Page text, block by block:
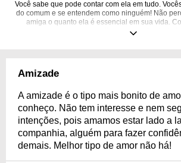
Você sabe que pode contar com ela em tudo.
do comum e se entendem como ninguém! Não
amiga o quanto ela é essencial em sua vida.
escolhemos para te ajudar!
Amizade
A amizade é o tipo mais bonito de
conheço. Não tem interesse e nem
intenções, pois amamos estar lado a
companhia, alguém para fazer
demais. Melhor tipo de amor não há!